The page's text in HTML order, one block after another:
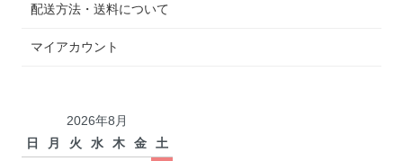
配送方法・送料について
マイアカウント
2026年8月
日
月 火 水 木 金
土